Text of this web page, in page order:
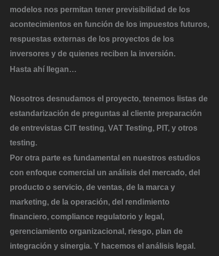
modelos nos permitan tener previsibilidad de los
acontecimientos en función de los impuestos futuros,
respuestas externas de los proyectos de los
inversores y de quienes reciben la inversión.
Hasta ahí llegan…
Nosotros desnudamos el proyecto, tenemos listas de
estandarización de preguntas al cliente preparación
de entrevistas CIT testing, VAT Testing, PIT, y otros
testing.
Por otra parte es fundamental en nuestros estudios
con enfoque comercial un análisis del mercado, del
producto o servicio, de ventas, de la marca y
marketing, de la operación, del rendimiento
financiero, compliance regulatorio y legal,
gerenciamiento organizacional, riesgo, plan de
integración y sinergia. Y hacemos el análisis legal.